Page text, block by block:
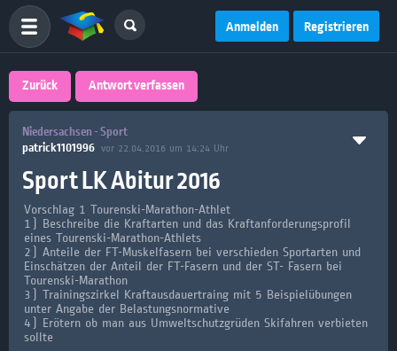
Anmelden Registrieren
Zurück Antwort verfassen
Niedersachsen - Sport
patrick1101996 vor 22.04.2016 um 14:24 Uhr
Sport LK Abitur 2016
Vorschlag 1 Tourenski-Marathon-Athlet
1) Beschreibe die Kraftarten und das Kraftanforderungsprofil
eines Tourenski-Marathon-Athlets
2) Anteile der FT-Muskelfasern bei verschieden Sportarten und
Einschätzen der Anteil der FT-Fasern und der ST- Fasern bei
Tourenski-Marathon
3) Trainingszirkel Kraftausdauertraing mit 5 Beispielübungen
unter Angabe der Belastungsnormative
4) Erötern ob man aus Umweltschutzgrüden Skifahren verbieten
sollte